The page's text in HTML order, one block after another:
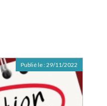
Publié le :29/11/2022